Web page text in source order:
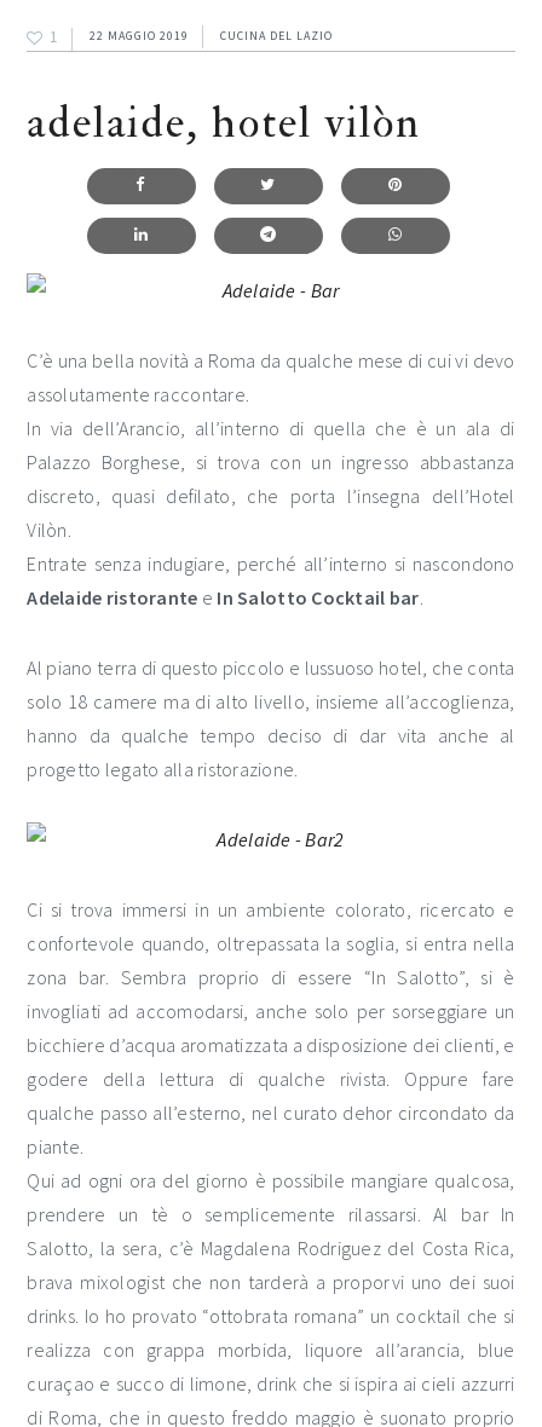
1 22 MAGGIO 2019 CUCINA DEL LAZIO
adelaide, hotel vilòn
C’è una bella novità a Roma da qualche mese di cui vi devo
assolutamente raccontare.
In via dell’Arancio, all’interno di quella che è un ala di
Palazzo Borghese, si trova con un ingresso abbastanza
discreto, quasi defilato, che porta l’insegna dell’Hotel
Vilòn.
Entrate senza indugiare, perché all’interno si nascondono
Adelaide ristorante e In Salotto Cocktail bar.
Al piano terra di questo piccolo e lussuoso hotel, che conta
solo 18 camere ma di alto livello, insieme all’accoglienza,
hanno da qualche tempo deciso di dar vita anche al
progetto legato alla ristorazione.
Ci si trova immersi in un ambiente colorato, ricercato e
confortevole quando, oltrepassata la soglia, si entra nella
zona bar. Sembra proprio di essere “In Salotto”, si è
invogliati ad accomodarsi, anche solo per sorseggiare un
bicchiere d’acqua aromatizzata a disposizione dei clienti, e
godere della lettura di qualche rivista. Oppure fare
qualche passo all’esterno, nel curato dehor circondato da
piante.
Qui ad ogni ora del giorno è possibile mangiare qualcosa,
prendere un tè o semplicemente rilassarsi. Al bar In
Salotto, la sera, c’è Magdalena Rodriguez del Costa Rica,
brava mixologist che non tarderà a proporvi uno dei suoi
drinks. Io ho provato “ottobrata romana” un cocktail che si
realizza con grappa morbida, liquore all’arancia, blue
curaçao e succo di limone, drink che si ispira ai cieli azzurri
di Roma, che in questo freddo maggio è suonato proprio